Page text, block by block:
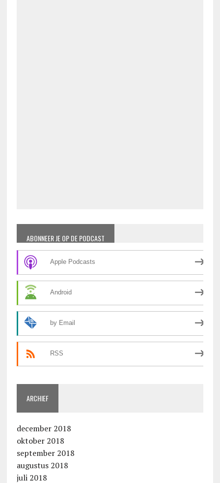
ABONNEER JE OP DE PODCAST
Apple Podcasts
Android
by Email
RSS
ARCHIEF
december 2018
oktober 2018
september 2018
augustus 2018
juli 2018